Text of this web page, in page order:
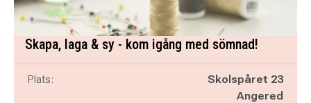
Skapa, laga & sy - kom igång med sömnad!
Plats:
Skolspåret 23
Angered